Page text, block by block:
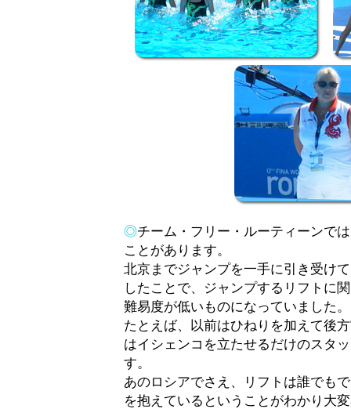
◎チーム・フリー・ルーティーンで
ことがあります。
北京までジャンプを一手に引き受け
したことで、ジャンプするリフトに
難易度が低いものになっていました。
たとえば、以前はひねりを加えて後
はイシェンコを立たせるだけのスタ
す。
あのロシアでさえ、リフトは誰でも
を抱えているということがわかり大